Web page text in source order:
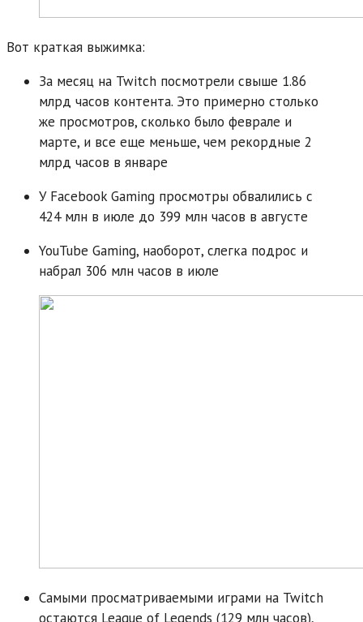
Вот краткая выжимка:
За месяц на Twitch посмотрели свыше 1.86
млрд часов контента. Это примерно столько
же просмотров, сколько было феврале и
марте, и все еще меньше, чем рекордные 2
млрд часов в январе
У Facebook Gaming просмотры обвалились с
424 млн в июле до 399 млн часов в августе
YouTube Gaming, наоборот, слегка подрос и
набрал 306 млн часов в июле
Самыми просматриваемыми играми на Twitch
остаются League of Legends (129 млн часов),